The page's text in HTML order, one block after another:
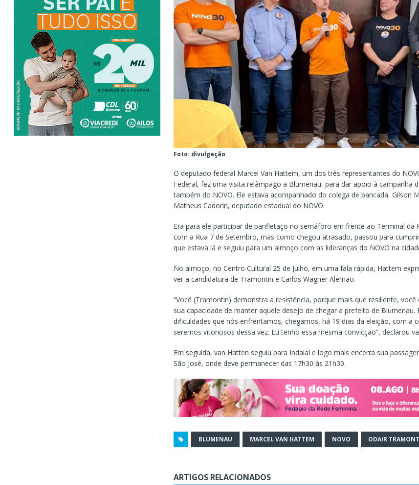
Foto: divulgação
O deputado federal Marcel Van Hattem, um dos três representantes do
Federal, fez uma visita relâmpago a Blumenau, para dar apoio à campanha
também do NOVO. Ele estava acompanhado do colega de bancada, Gilson
Matheus Cadorin, deputado estadual do NOVO.
Era para ele participar de panfletaço no semáforo em frente ao Terminal da
com a Rua 7 de Setembro, mas como chegou atrasado, passou para
que estava lá e seguiu para um almoço com as lideranças do NOVO na
No almoço, no Centro Cultural 25 de Julho, em uma fala rápida, Hattem
ver a candidatura de Tramontin e Carlos Wagner Alemão.
“Você (Tramontin) demonstra a resistência, porque mais que resiliente, você
sua capacidade de manter aquele desejo de chegar a prefeito de Blumenau.
dificuldades que nós enfrentamos, chegamos, há 19 dias da eleição, com a
seremos vitoriosos dessa vez. Eu tenho essa mesma convicção”, declarou
Em seguida, van Hatten seguiu para Indaial e logo mais encerra sua
São José, onde deve permanecer das 17h30 às 21h30.
BLUMENAU MARCEL VAN HATTEM NOVO ODAIR
ARTIGOS RELACIONADOS